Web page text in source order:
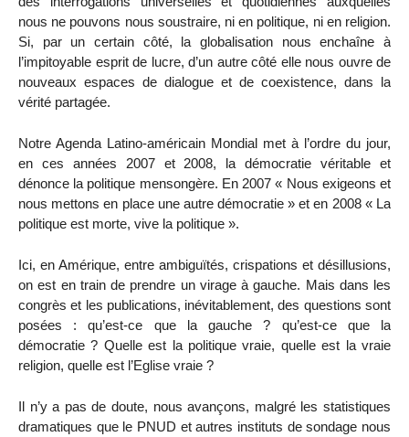
nous ne pouvons nous soustraire, ni en politique, ni en religion.
Si, par un certain côté, la globalisation nous enchaîne à
l’impitoyable esprit de lucre, d’un autre côté elle nous ouvre de
nouveaux espaces de dialogue et de coexistence, dans la
vérité partagée.
Notre Agenda Latino-américain Mondial met à l’ordre du jour,
en ces années 2007 et 2008, la démocratie véritable et
dénonce la politique mensongère. En 2007 « Nous exigeons et
nous mettons en place une autre démocratie » et en 2008 « La
politique est morte, vive la politique ».
Ici, en Amérique, entre ambiguïtés, crispations et désillusions,
on est en train de prendre un virage à gauche. Mais dans les
congrès et les publications, inévitablement, des questions sont
posées : qu’est-ce que la gauche ? qu’est-ce que la
démocratie ? Quelle est la politique vraie, quelle est la vraie
religion, quelle est l’Eglise vraie ?
Il n’y a pas de doute, nous avançons, malgré les statistiques
dramatiques que le PNUD et autres instituts de sondage nous